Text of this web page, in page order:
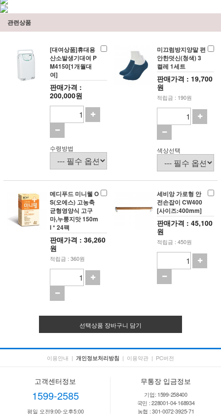
관련상품
[대여상품]휴대용
산소발생기대여 P
M4150[1개월대
여]
판매가격 :
200,000원
수령방법
미끄럼방지양말 편
안한덧신(청색) 3
켤레 1세트
판매가격 : 19,700
원
적립금 : 190원
색상선택
메디푸드 미니웰 O
S(오에스) 고농축
균형영양식 고구
마,누룽지맛 150m
l * 24팩
판매가격 : 36,260
원
적립금 : 360원
세비앙 가로형 안
전손잡이 CW400
[사이즈:400mm]
판매가격 : 45,100
원
적립금 : 450원
선택상품 장바구니 담기
이용안내 | 개인정보처리방침 | 이용약관 | PC버전
고객센터정보
1599-2585
평일 오전9:00-오후5:00
무통장 입금정보
기업: 1599-258400
국민 : 228001-04-168934
농협 : 301-0072-3925-71